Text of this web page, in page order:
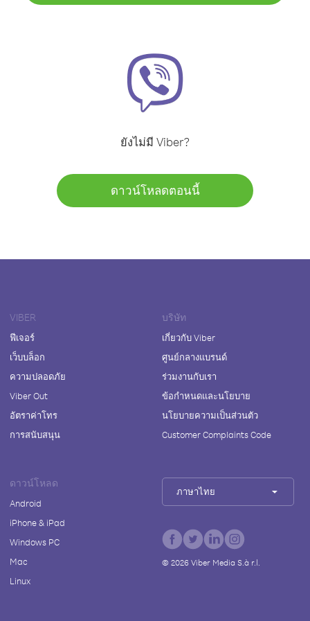
ยังไม่มี Viber?
ดาวน์โหลดตอนนี้
VIBER
ฟีเจอร์
เว็บบล็อก
ความปลอดภัย
Viber Out
อัตราค่าโทร
การสนับสนุน
บริษัท
เกี่ยวกับ Viber
ศูนย์กลางแบรนด์
ร่วมงานกับเรา
ข้อกำหนดและนโยบาย
นโยบายความเป็นส่วนตัว
Customer Complaints Code
ดาวน์โหลด
Android
iPhone & iPad
Windows PC
Mac
Linux
ภาษาไทย
© 2026Viber Media S.à r.l.